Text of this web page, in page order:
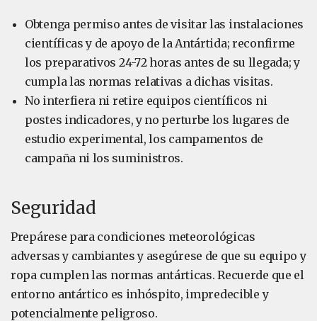
Obtenga permiso antes de visitar las instalaciones
científicas y de apoyo de la Antártida; reconfirme
los preparativos 24-72 horas antes de su llegada; y
cumpla las normas relativas a dichas visitas.
No interfiera ni retire equipos científicos ni
postes indicadores, y no perturbe los lugares de
estudio experimental, los campamentos de
campaña ni los suministros.
Seguridad
Prepárese para condiciones meteorológicas
adversas y cambiantes y asegúrese de que su equipo y
ropa cumplen las normas antárticas. Recuerde que el
entorno antártico es inhóspito, impredecible y
potencialmente peligroso.